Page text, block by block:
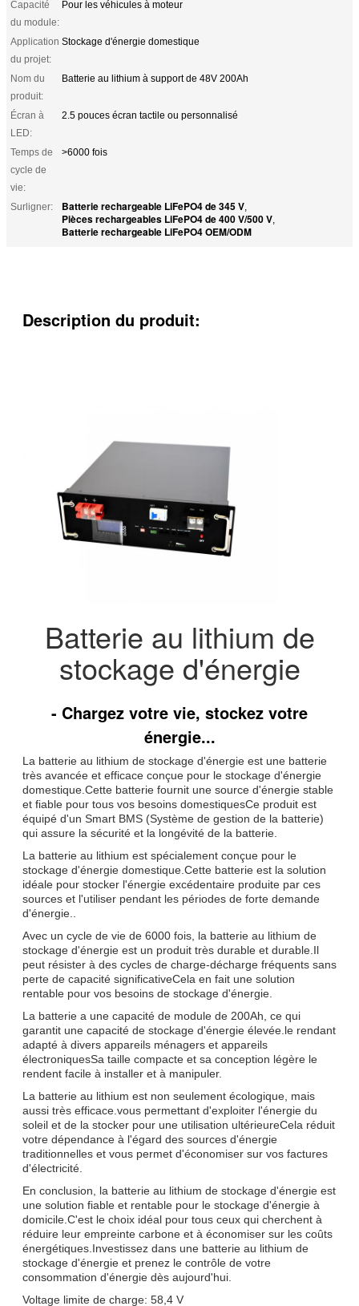
Capacité
du module:
Pour les véhicules à moteur
Application
du projet:
Stockage d'énergie domestique
Nom du
produit:
Batterie au lithium à support de 48V 200Ah
Écran à
LED:
2.5 pouces écran tactile ou personnalisé
Temps de
cycle de
vie:
>6000 fois
Surligner: Batterie rechargeable LiFePO4 de 345 V,
Pièces rechargeables LiFePO4 de 400 V/500 V,
Batterie rechargeable LiFePO4 OEM/ODM
Description du produit:
Batterie au lithium de
stockage d'énergie
- Chargez votre vie, stockez votre
énergie...
La batterie au lithium de stockage d'énergie est une batterie
très avancée et efficace conçue pour le stockage d'énergie
domestique.Cette batterie fournit une source d'énergie stable
et fiable pour tous vos besoins domestiquesCe produit est
équipé d'un Smart BMS (Système de gestion de la batterie)
qui assure la sécurité et la longévité de la batterie.
La batterie au lithium est spécialement conçue pour le
stockage d'énergie domestique.Cette batterie est la solution
idéale pour stocker l'énergie excédentaire produite par ces
sources et l'utiliser pendant les périodes de forte demande
d'énergie..
Avec un cycle de vie de 6000 fois, la batterie au lithium de
stockage d'énergie est un produit très durable et durable.Il
peut résister à des cycles de charge-décharge fréquents sans
perte de capacité significativeCela en fait une solution
rentable pour vos besoins de stockage d'énergie.
La batterie a une capacité de module de 200Ah, ce qui
garantit une capacité de stockage d'énergie élevée.le rendant
adapté à divers appareils ménagers et appareils
électroniquesSa taille compacte et sa conception légère le
rendent facile à installer et à manipuler.
La batterie au lithium est non seulement écologique, mais
aussi très efficace.vous permettant d'exploiter l'énergie du
soleil et de la stocker pour une utilisation ultérieureCela réduit
votre dépendance à l'égard des sources d'énergie
traditionnelles et vous permet d'économiser sur vos factures
d'électricité.
En conclusion, la batterie au lithium de stockage d'énergie est
une solution fiable et rentable pour le stockage d'énergie à
domicile.C'est le choix idéal pour tous ceux qui cherchent à
réduire leur empreinte carbone et à économiser sur les coûts
énergétiques.Investissez dans une batterie au lithium de
stockage d'énergie et prenez le contrôle de votre
consommation d'énergie dès aujourd'hui.
Voltage limite de charge: 58,4 V